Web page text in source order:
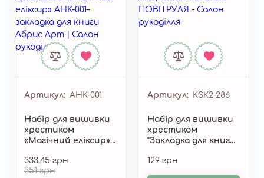
Артикул AHK-001
Набір для вишивки
хрестиком
«Магічний еліксир»
двостороння
закладка для книги
333,45 грн
351 грн
Артикул KSK2-286
Набір для вишивки
хрестиком
"Закладка для книги
daily bread" KSK2-286
129 грн